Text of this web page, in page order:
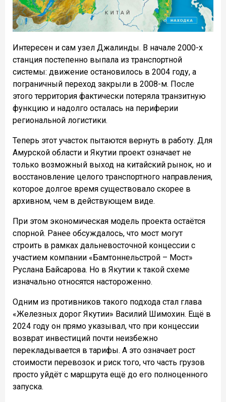
Интересен и сам узел Джалинды. В начале 2000-х
станция постепенно выпала из транспортной
системы: движение остановилось в 2004 году, а
пограничный переход закрыли в 2008-м. После
этого территория фактически потеряла транзитную
функцию и надолго осталась на периферии
региональной логистики.
Теперь этот участок пытаются вернуть в работу. Для
Амурской области и Якутии проект означает не
только возможный выход на китайский рынок, но и
восстановление целого транспортного направления,
которое долгое время существовало скорее в
архивном, чем в действующем виде.
При этом экономическая модель проекта остаётся
спорной. Ранее обсуждалось, что мост могут
строить в рамках дальневосточной концессии с
участием компании «Бамтоннельстрой – Мост»
Руслана Байсарова. Но в Якутии к такой схеме
изначально относятся настороженно.
Одним из противников такого подхода стал глава
«Железных дорог Якутии» Василий Шимохин. Ещё в
2024 году он прямо указывал, что при концессии
возврат инвестиций почти неизбежно
перекладывается в тарифы. А это означает рост
стоимости перевозок и риск того, что часть грузов
просто уйдёт с маршрута ещё до его полноценного
запуска.